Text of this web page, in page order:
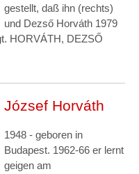
gestellt, daß ihn (rechts)
und Dezső Horváth 1979
HORVÁTH, DEZSŐ
József Horváth
1948 - geboren in
Budapest. 1962-66 er lernt
geigen am